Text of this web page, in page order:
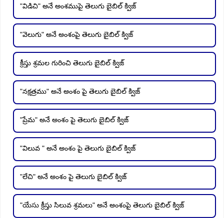
"విడిచి" అనే అంశముపై తెలుగు బైబిల్ క్విజ్
"వెలుగు" అనే అంశంపై తెలుగు బైబిల్ క్విజ్
క్రీస్తు శ్రమల గురించి తెలుగు బైబిల్ క్విజ్
"నక్షత్రము" అనే అంశం పై తెలుగు బైబిల్ క్విజ్
"ప్రేమ" అనే అంశం పై తెలుగు బైబిల్ క్విజ్
"విలువ " అనే అంశం పై తెలుగు బైబిల్ క్విజ్
"లేచి" అనే అంశం పై తెలుగు బైబిల్ క్విజ్
"యేసు క్రీస్తు సిలువ శ్రమలు" అనే అంశంపై తెలుగు బైబిల్ క్విజ్